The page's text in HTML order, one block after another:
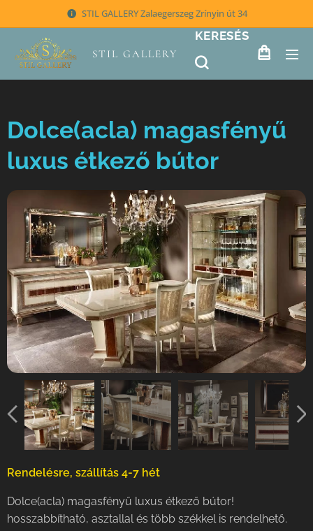
STIL GALLERY Zalaegerszeg Zrínyin út 34
STIL GALLERY
KERESÉS
Dolce(acla) magasfényű
luxus étkező bútor
Rendelésre, szállítás 4-7 hét
Dolce(acla) magasfényű luxus étkező bútor!
hosszabbítható, asztallal és több székkel is rendelhető.